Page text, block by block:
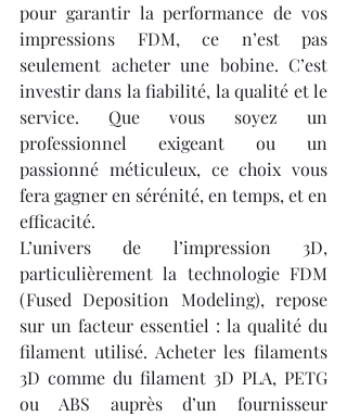
pour garantir la performance de vos
impressions FDM, ce n’est pas
seulement acheter une bobine. C’est
investir dans la fiabilité, la qualité et le
service. Que vous soyez un
professionnel exigeant ou un
passionné méticuleux, ce choix vous
fera gagner en sérénité, en temps, et en
efficacité.
L’univers de l’impression 3D,
particulièrement la technologie FDM
(Fused Deposition Modeling), repose
sur un facteur essentiel : la qualité du
filament utilisé. Acheter les filaments
3D comme du filament 3D PLA, PETG
ou ABS auprès d’un fournisseur